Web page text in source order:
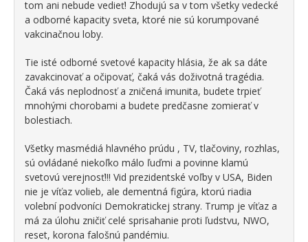
tom ani nebude vedieť! Zhodujú sa v tom všetky vedecké
a odborné kapacity sveta, ktoré nie sú korumpované
vakcinačnou loby.
Tie isté odborné svetové kapacity hlásia, že ak sa dáte
zavakcinovať a očipovať, čaká vás doživotná tragédia.
Čaká vás neplodnosť a zničená imunita, budete trpieť
mnohými chorobami a budete predčasne zomierať v
bolestiach.
Všetky masmédiá hlavného prúdu , TV, tlačoviny, rozhlas,
sú ovládané niekoľko málo ľuďmi a povinne klamú
svetovú verejnosť!!! Vid prezidentské voľby v USA, Biden
nie je víťaz volieb, ale dementná figúra, ktorú riadia
volební podvoníci Demokratickej strany. Trump je víťaz a
má za úlohu zničiť celé sprisahanie proti ľudstvu, NWO,
reset, korona falošnú pandémiu.